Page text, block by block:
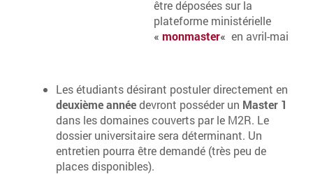
être déposées sur la
plateforme ministérielle
« monmaster« en avril-mai
Les étudiants désirant postuler directement en
deuxième annéedevront posséder un Master 1
dans les domaines couverts par le M2R. Le
dossier universitaire sera déterminant. Un
entretien pourra être demandé (très peu de
places disponibles).